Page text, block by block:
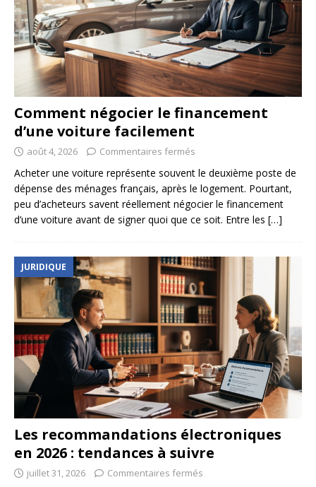
Comment négocier le financement
d’une voiture facilement
août 4, 2026 Commentaires fermés
Acheter une voiture représente souvent le deuxième poste de
dépense des ménages français, après le logement. Pourtant,
peu d’acheteurs savent réellement négocier le financement
d’une voiture avant de signer quoi que ce soit. Entre les […]
JURIDIQUE
Les recommandations électroniques
en 2026 : tendances à suivre
juillet 31, 2026 Commentaires fermés